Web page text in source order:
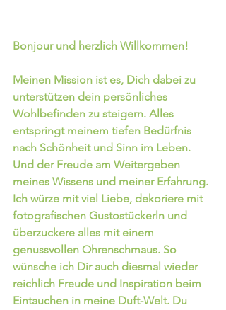
Bonjour und herzlich Willkommen!
Meinen Mission ist es, Dich dabei zu
unterstützen dein persönliches
Wohlbefinden zu steigern. Alles
entspringt meinem tiefen Bedürfnis
nach Schönheit und Sinn im Leben.
Und der Freude am Weitergeben
meines Wissens und meiner Erfahrung.
Ich würze mit viel Liebe, dekoriere mit
fotografischen Gustostückerln und
überzuckere alles mit einem
genussvollen Ohrenschmaus. So
wünsche ich Dir auch diesmal wieder
reichlich Freude und Inspiration beim
Eintauchen in meine Duft-Welt. Du